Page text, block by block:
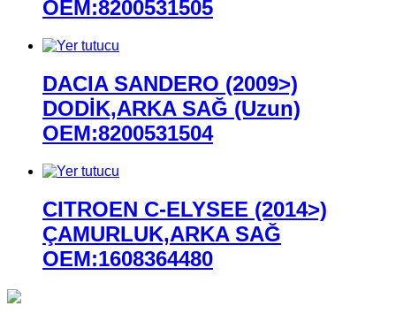
OEM:8200531505
DACIA SANDERO (2009>)
DODİK,ARKA SAĞ (Uzun)
OEM:8200531504
CITROEN C-ELYSEE (2014>)
ÇAMURLUK,ARKA SAĞ
OEM:1608364480